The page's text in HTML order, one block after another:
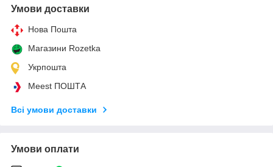
Умови доставки
Нова Пошта
Магазини Rozetka
Укрпошта
Meest ПОШТА
Всі умови доставки
Умови оплати